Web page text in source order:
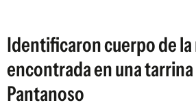
Identificaron cuerpo de
encontrada en una
Pantanoso